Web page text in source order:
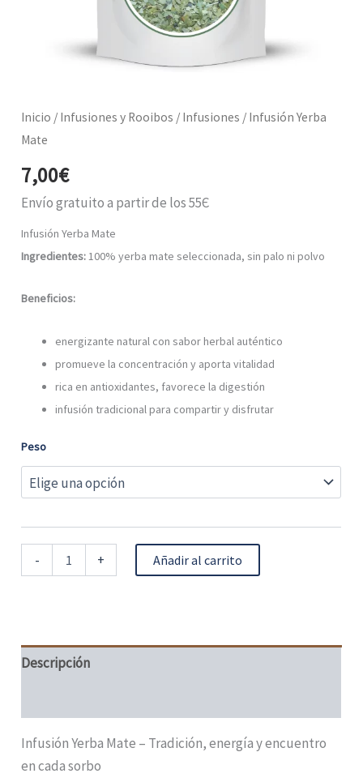
Inicio / Infusiones y Rooibos / Infusiones / Infusión Yerba
Mate
7,00€
Envío gratuito a partir de los 55Є
Infusión Yerba Mate
Ingredientes: 100% yerba mate seleccionada, sin palo ni polvo
Beneficios:
energizante natural con sabor herbal auténtico
promueve la concentración y aporta vitalidad
rica en antioxidantes, favorece la digestión
infusión tradicional para compartir y disfrutar
Peso
- + Añadir al carrito
Descripción
Infusión Yerba Mate – Tradición, energía y encuentro
en cada sorbo